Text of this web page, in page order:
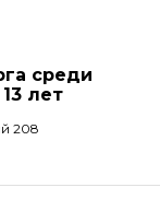
среди
лет
208